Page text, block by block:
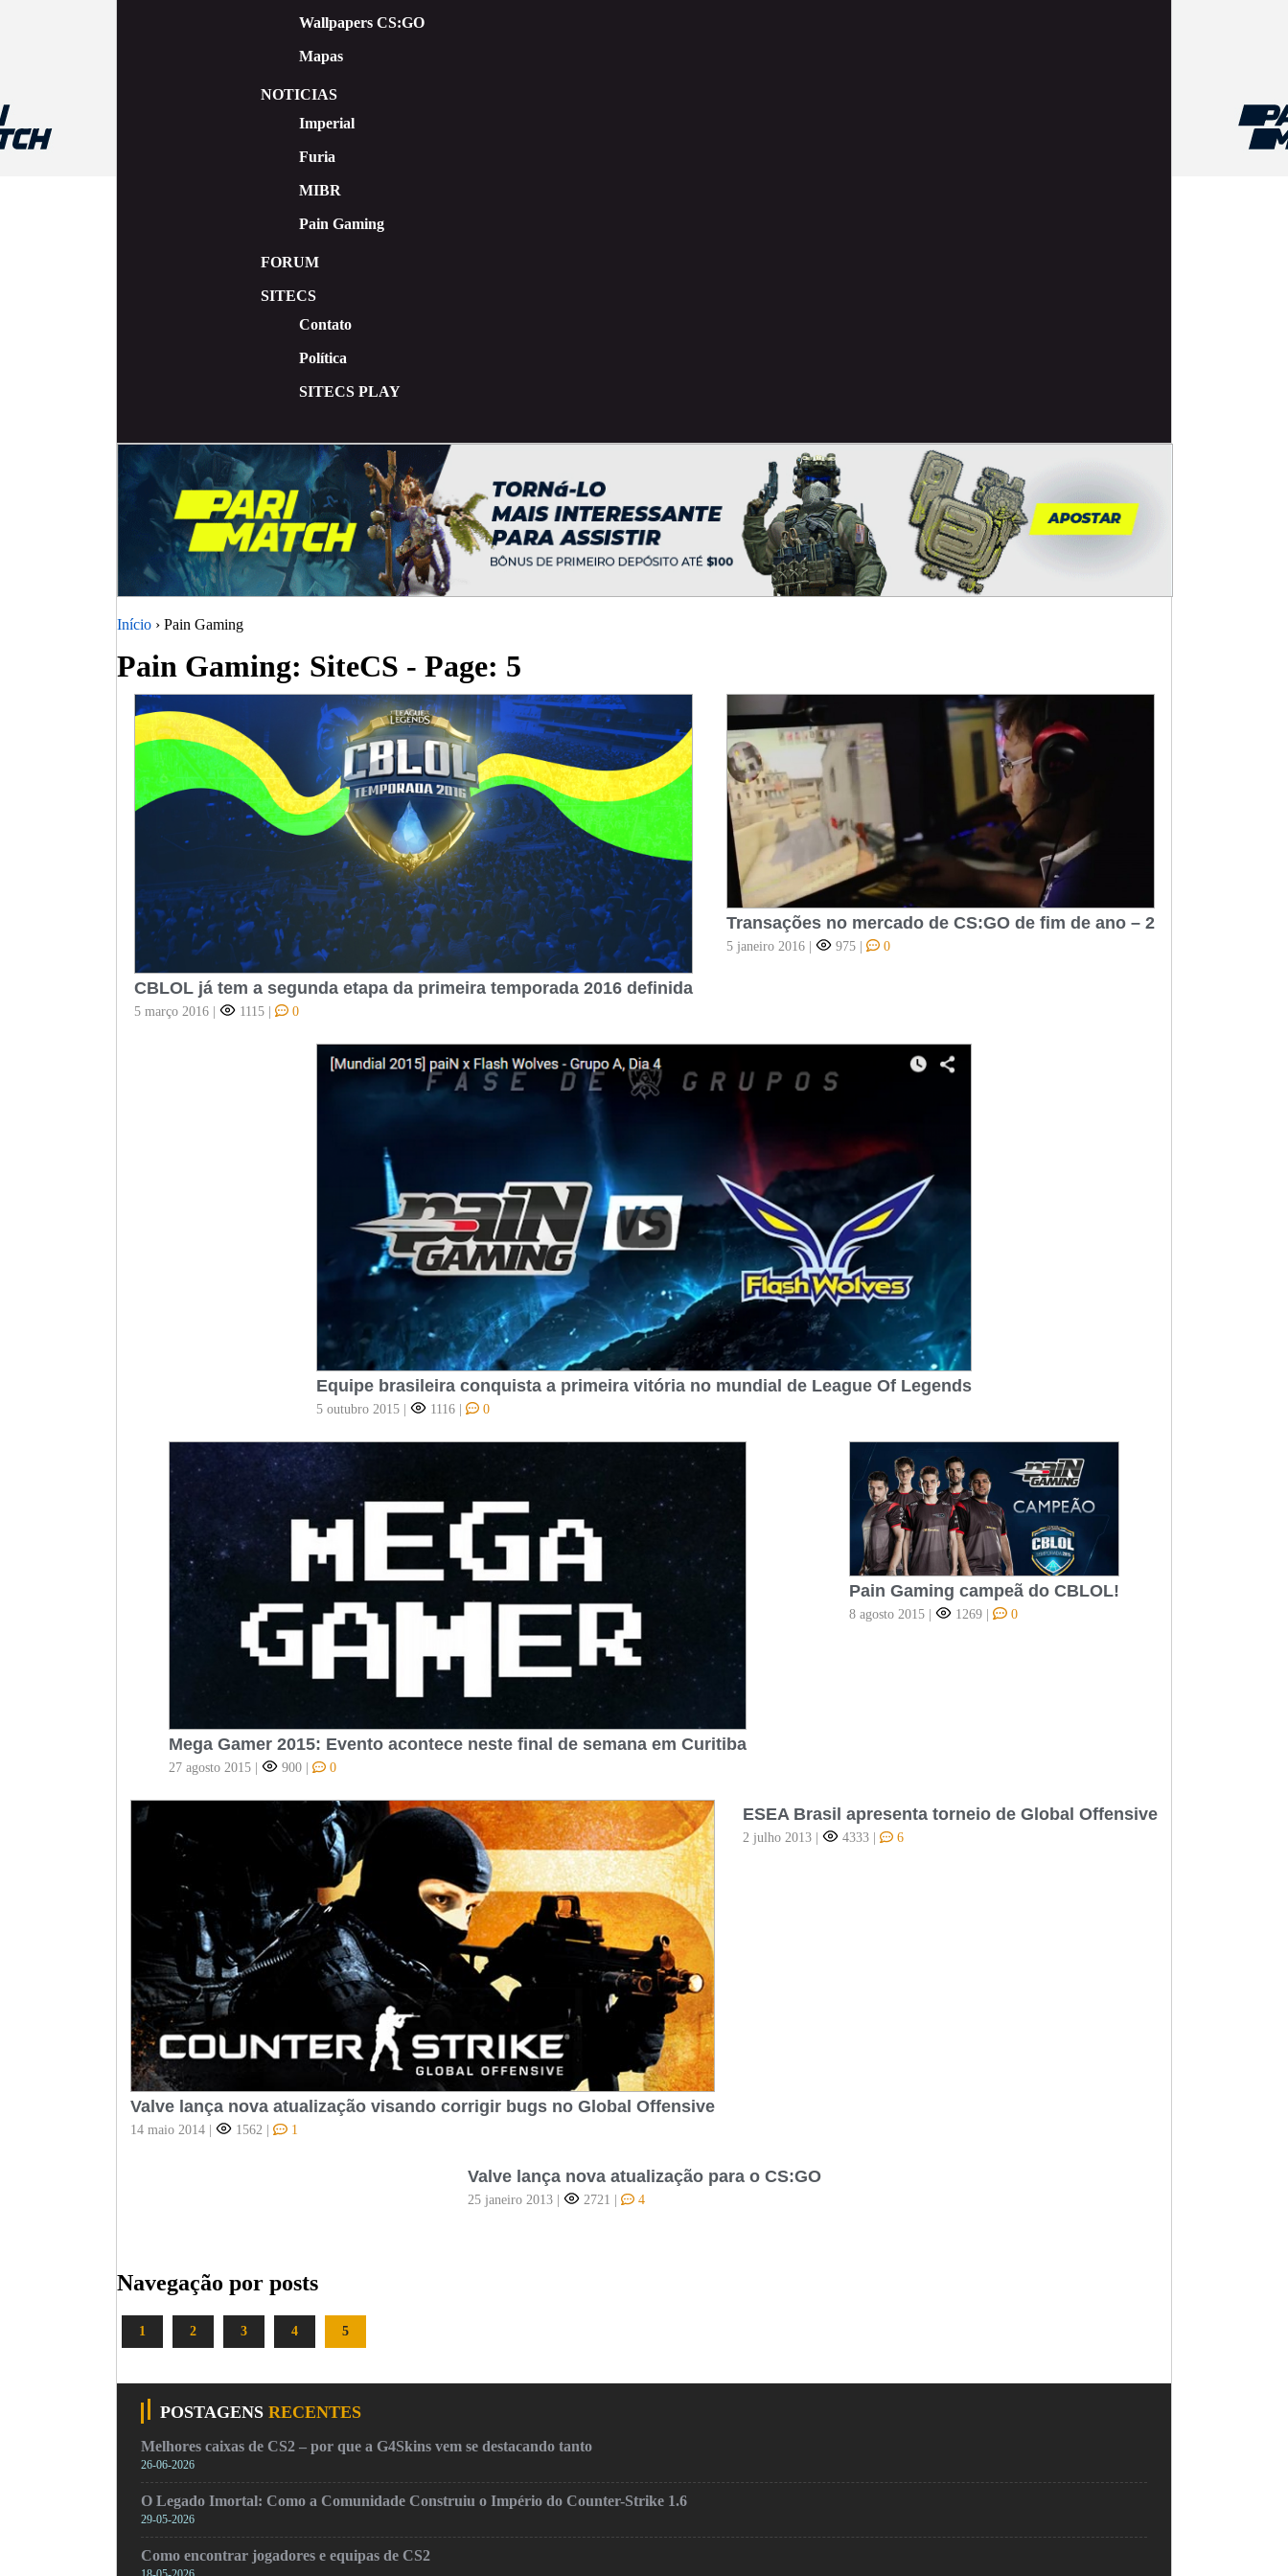
Wallpapers CS:GO
Mapas
NOTICIAS
Imperial
Furia
MIBR
Pain Gaming
FORUM
SITECS
Contato
Política
SITECS PLAY
Início › Pain Gaming
Pain Gaming: SiteCS - Page: 5
CBLOL já tem a segunda etapa da primeira temporada 2016 definida
5 março 2016| 1115 | 0
Transações no mercado de CS:GO de fim de ano – 2
5 janeiro 2016| 975 | 0
Equipe brasileira conquista a primeira vitória no mundial de League Of Legends
5 outubro 2015 | 1116 | 0
Mega Gamer 2015: Evento acontece neste final de semana em Curitiba
27 agosto 2015| 900 | 0
Pain Gaming campeã do CBLOL!
8 agosto 2015 | 1269 | 0
Valve lança nova atualização visando corrigir bugs no Global Offensive
14 maio 2014 | 1562 | 1
ESEA Brasil apresenta torneio de Global Offensive
2 julho 2013| 4333 | 6
Valve lança nova atualização para o CS:GO
25 janeiro 2013| 2721 | 4
Navegação por posts
1 2 3 4 5
POSTAGENS RECENTES
Melhores caixas de CS2 – por que a G4Skins vem se destacando tanto
26-06-2026
O Legado Imortal: Como a Comunidade Construiu o Império do Counter-Strike 1.6
29-05-2026
Como encontrar jogadores e equipas de CS2